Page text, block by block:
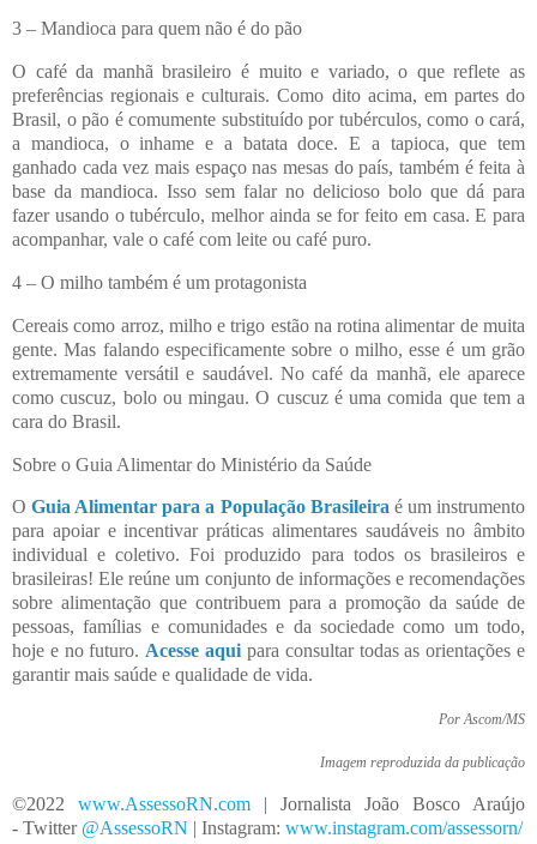
3 – Mandioca para quem não é do pão
O café da manhã brasileiro é muito e variado, o que reflete as
preferências regionais e culturais. Como dito acima, em partes do
Brasil, o pão é comumente substituído por tubérculos, como o cará,
a mandioca, o inhame e a batata doce. E a tapioca, que tem
ganhado cada vez mais espaço nas mesas do país, também é feita à
base da mandioca. Isso sem falar no delicioso bolo que dá para
fazer usando o tubérculo, melhor ainda se for feito em casa. E para
acompanhar, vale o café com leite ou café puro.
4 – O milho também é um protagonista
Cereais como arroz, milho e trigo estão na rotina alimentar de muita
gente. Mas falando especificamente sobre o milho, esse é um grão
extremamente versátil e saudável. No café da manhã, ele aparece
como cuscuz, bolo ou mingau. O cuscuz é uma comida que tem a
cara do Brasil.
Sobre o Guia Alimentar do Ministério da Saúde
OGuia Alimentar para a População Brasileira é um instrumento
para apoiar e incentivar práticas alimentares saudáveis no âmbito
individual e coletivo. Foi produzido para todos os brasileiros e
brasileiras! Ele reúne um conjunto de informações e recomendações
sobre alimentação que contribuem para a promoção da saúde de
pessoas, famílias e comunidades e da sociedade como um todo,
hoje e no futuro. Acesse aqui para consultar todas as orientações e
garantir mais saúde e qualidade de vida.
Por Ascom/MS
Imagem reproduzida da publicação
©2022 www.AssessoRN.com | Jornalista João Bosco Araújo
- Twitter @AssessoRN | Instagram: www.instagram.com/assessorn/